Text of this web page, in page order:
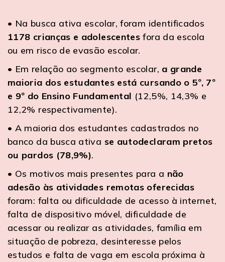
• Na busca ativa escolar, foram identificados
1178 crianças e adolescentes fora da escola
ou em risco de evasão escolar.
• Em relação ao segmento escolar, a grande
maioria dos estudantes está cursando o 5º, 7º
e 9º do Ensino Fundamental (12,5%, 14,3% e
12,2% respectivamente).
• A maioria dos estudantes cadastrados no
banco da busca ativa se autodeclaram pretos
ou pardos (78,9%).
• Os motivos mais presentes para a não
adesão às atividades remotas oferecidas
foram: falta ou dificuldade de acesso à internet,
falta de dispositivo móvel, dificuldade de
acessar ou realizar as atividades, família em
situação de pobreza, desinteresse pelos
estudos e falta de vaga em escola próxima à